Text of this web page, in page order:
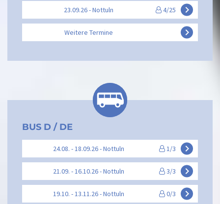
23.09.26 - Nottuln 4/25 keyboard_arrow_right
Weitere Termine keyboard_arrow_right
BUS D / DE
24.08. - 18.09.26 - Nottuln 1/3 keyboard_arrow_right
21.09. - 16.10.26 - Nottuln 3/3 keyboard_arrow_right
19.10. - 13.11.26 - Nottuln 0/3 keyboard_arrow_right